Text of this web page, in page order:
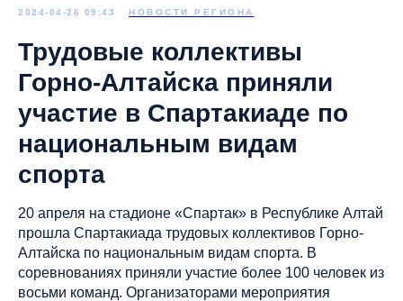
2024-04-26 09:43 НОВОСТИ РЕГИОНА
Трудовые коллективы
Горно-Алтайска приняли
участие в Спартакиаде по
национальным видам
спорта
20 апреля на стадионе «Спартак» в Республике Алтай
прошла Спартакиада трудовых коллективов Горно-
Алтайска по национальным видам спорта. В
соревнованиях приняли участие более 100 человек из
восьми команд. Организаторами мероприятия